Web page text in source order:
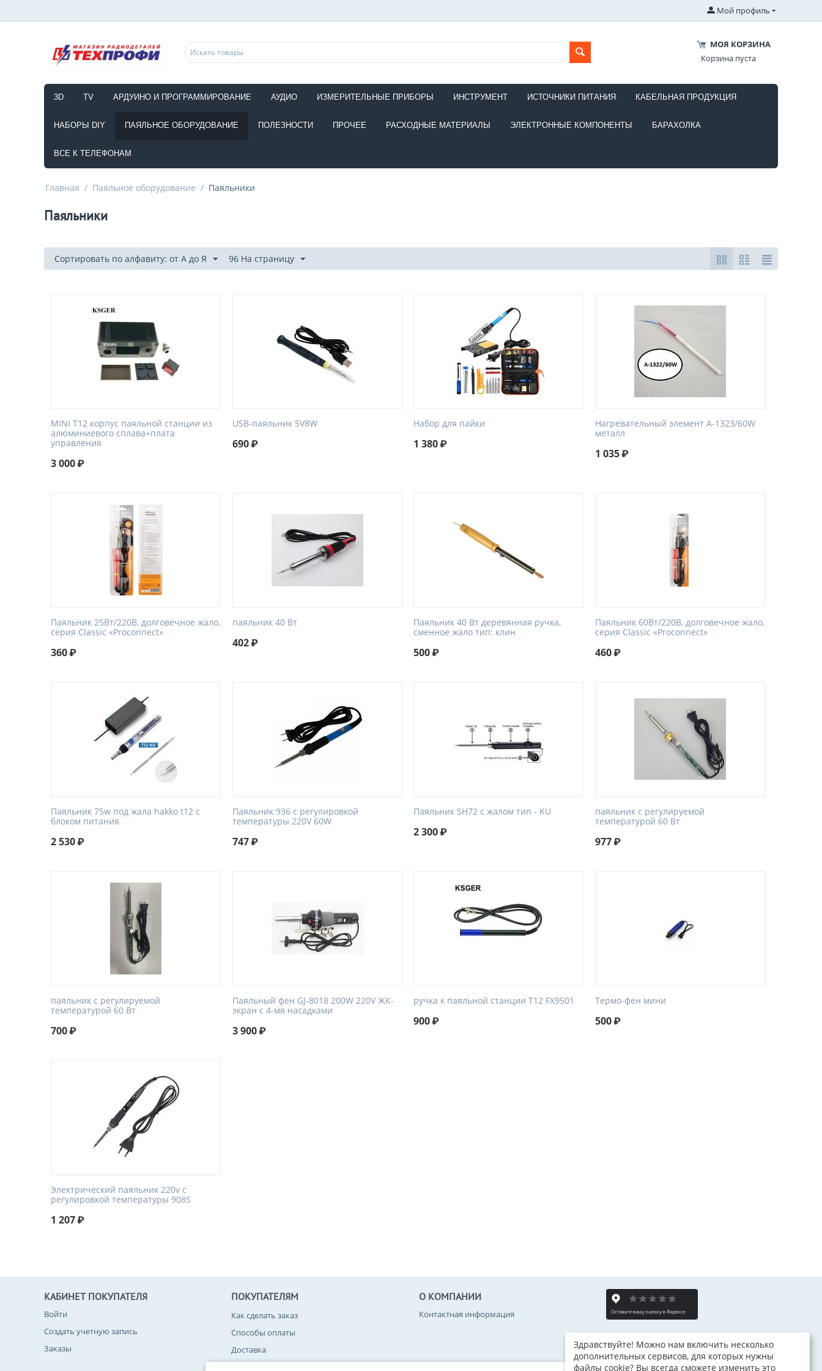
Мой профиль
МОЯ КОРЗИНА
Корзина пуста
3D TV АРДУИНО И ПРОГРАММИРОВАНИЕ АУДИО ИЗМЕРИТЕЛЬНЫЕ ПРИБОРЫ ИНСТРУМЕНТ ИСТОЧНИКИ ПИТАНИЯ КАБЕЛЬНАЯ ПРОДУКЦИЯ
НАБОРЫ DIY ПАЯЛЬНОЕ ОБОРУДОВАНИЕ ПОЛЕЗНОСТИ ПРОЧЕЕ РАСХОДНЫЕ МАТЕРИАЛЫ ЭЛЕКТРОННЫЕ КОМПОНЕНТЫ БАРАХОЛКА
ВСЕ К ТЕЛЕФОНАМ
Главная / Паяльное оборудование / Паяльники
Паяльники
Сортировать по алфавиту: от А до Я 96 На страницу
MINI T12 корпус паяльной станции из
алюминиевого сплава+плата
управления
3 000₽
USB-паяльник 5V8W
690₽
Набор для пайки
1 380₽
Нагревательный элемент A-1323/60W
металл
1 035₽
Паяльник 25Вт/220В, долговечное жало,
серия Classic «Proconnect»
360₽
паяльник 40 Вт
402₽
Паяльник 40 Вт деревянная ручка,
сменное жало тип: клин
500₽
Паяльник 60Вт/220В, долговечное жало,
серия Classic «Proconnect»
460₽
Паяльник 75w под жала hakko t12 с
блоком питания
2 530₽
Паяльник 936 с регулировкой
температуры 220V 60W
747₽
Паяльник SH72 с жалом тип - KU
2 300₽
паяльник с регулируемой
температурой 60 Вт
977₽
паяльник с регулируемой
температурой 60 Вт
700₽
Паяльный фен GJ-8018 200W 220V ЖК-
экран с 4-мя насадками
3 900₽
ручка к паяльной станции T12 FX9501
900₽
Термо-фен мини
500₽
Электрический паяльник 220v с
регулировкой температуры 908S
1 207₽
КАБИНЕТ ПОКУПАТЕЛЯ
Войти
Создать учетную запись
Заказы
ПОКУПАТЕЛЯМ
Как сделать заказ
Способы оплаты
Доставка
О КОМПАНИИ
Контактная информация
Здравствуйте! Можно нам включить несколько
дополнительных сервисов, для которых нужны
файлы cookie? Вы всегда сможете изменить это